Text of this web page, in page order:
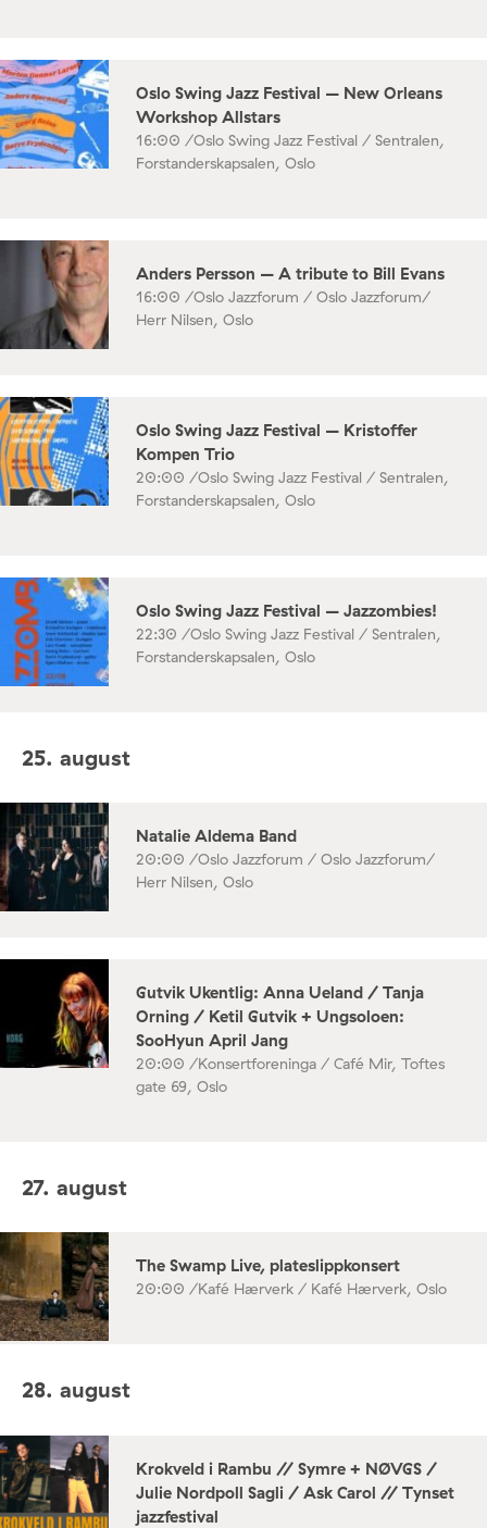
Oslo Swing Jazz Festival – New Orleans
Workshop Allstars
16:00 /Oslo Swing Jazz Festival / Sentralen,
Forstanderskapsalen, Oslo
Anders Persson – A tribute to Bill Evans
16:00 /Oslo Jazzforum / Oslo Jazzforum/
Herr Nilsen, Oslo
Oslo Swing Jazz Festival – Kristoffer
Kompen Trio
20:00 /Oslo Swing Jazz Festival / Sentralen,
Forstanderskapsalen, Oslo
Oslo Swing Jazz Festival – Jazzombies!
22:30 /Oslo Swing Jazz Festival / Sentralen,
Forstanderskapsalen, Oslo
25. august
Natalie Aldema Band
20:00 /Oslo Jazzforum / Oslo Jazzforum/
Herr Nilsen, Oslo
Gutvik Ukentlig: Anna Ueland / Tanja
Orning / Ketil Gutvik + Ungsoloen:
SooHyun April Jang
20:00 /Konsertforeninga / Café Mir, Toftes
gate 69, Oslo
27. august
The Swamp Live, plateslippkonsert
20:00 /Kafé Hærverk / Kafé Hærverk, Oslo
28. august
Krokveld i Rambu // Symre + NØVGS /
Julie Nordpoll Sagli / Ask Carol // Tynset
jazzfestival